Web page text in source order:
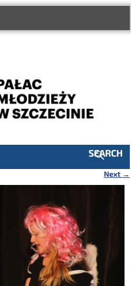
SEARCH
Next →